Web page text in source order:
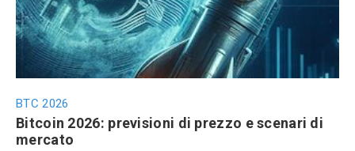
BTC 2026
Bitcoin 2026: previsioni di prezzo e scenari di
mercato